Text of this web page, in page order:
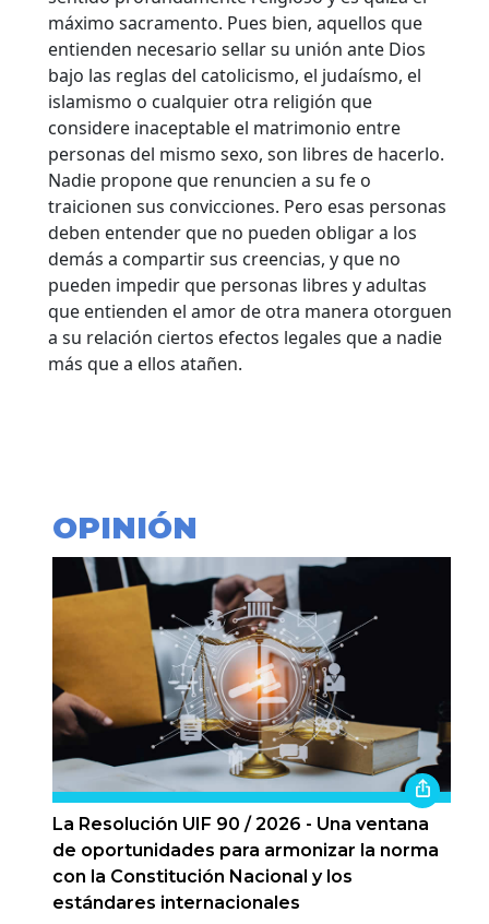
máximo sacramento. Pues bien, aquellos que
entienden necesario sellar su unión ante Dios
bajo las reglas del catolicismo, el judaísmo, el
islamismo o cualquier otra religión que
considere inaceptable el matrimonio entre
personas del mismo sexo, son libres de hacerlo.
Nadie propone que renuncien a su fe o
traicionen sus convicciones. Pero esas personas
deben entender que no pueden obligar a los
demás a compartir sus creencias, y que no
pueden impedir que personas libres y adultas
que entienden el amor de otra manera otorguen
a su relación ciertos efectos legales que a nadie
más que a ellos atañen.
OPINIÓN
La Resolución UIF 90 / 2026 - Una ventana
de oportunidades para armonizar la norma
con la Constitución Nacional y los
estándares internacionales